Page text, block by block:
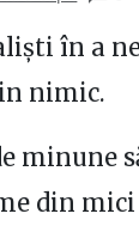
în a
nimic.
minune
din